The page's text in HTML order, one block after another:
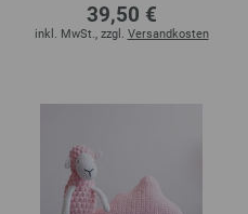
39,50 €
inkl. MwSt., zzgl. Versandkosten